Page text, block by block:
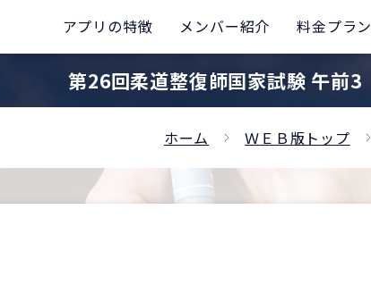
アプリの特徴 メンバー紹介 料金プラン
第26回柔道整復師国家試験 午前3
ホーム ＷＥＢ版トップ